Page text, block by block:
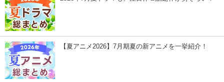
【夏アニメ2026】7月期夏の新アニメを一挙紹介！